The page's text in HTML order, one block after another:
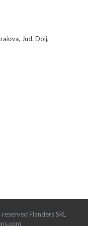
Jud. Dolj,
Flanders SRL